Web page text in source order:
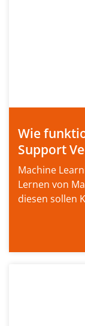
Wie
Support
Machine
Lernen von
diesen sollen